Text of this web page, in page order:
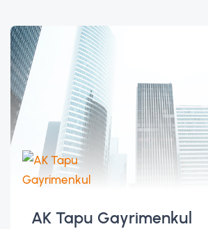
AK Tapu Gayrimenkul